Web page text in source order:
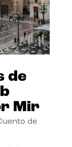
de
Mir
de